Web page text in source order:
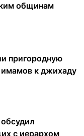
общинам
пригородную
к джихаду
с иерархом